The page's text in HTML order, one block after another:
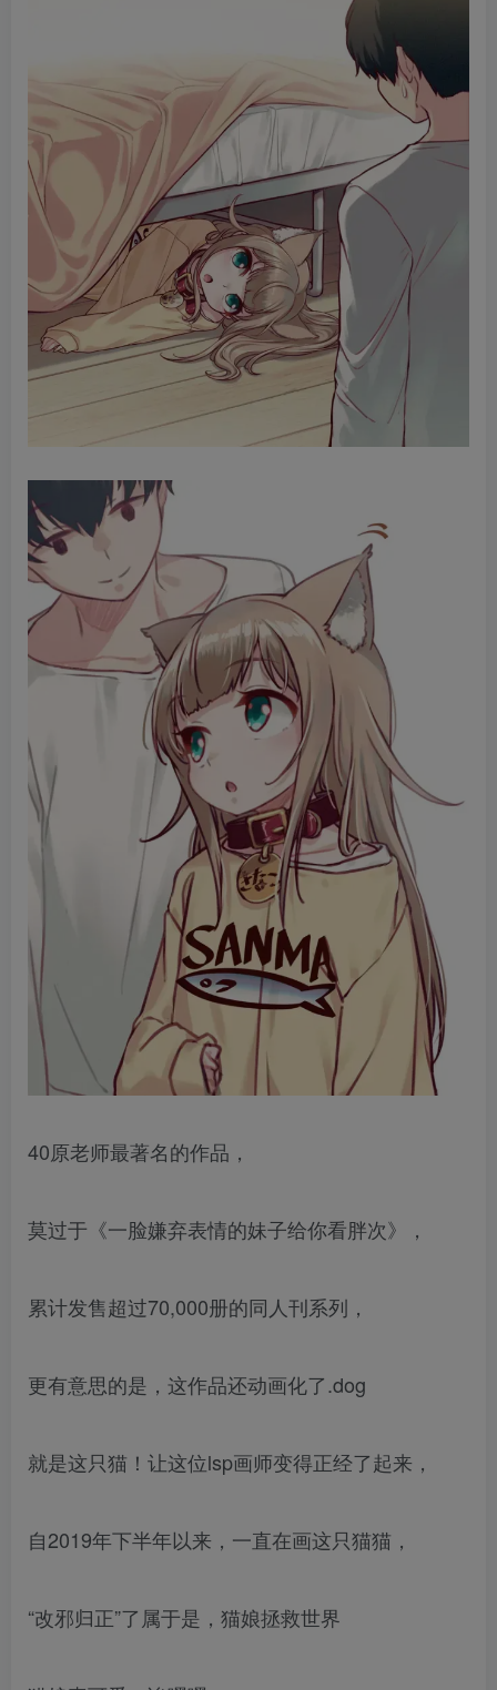
40原老师最著名的作品，
莫过于《一脸嫌弃表情的妹子给你看胖次》，
累计发售超过70,000册的同人刊系列，
更有意思的是，这作品还动画化了.dog
就是这只猫！让这位lsp画师变得正经了起来，
自2019年下半年以来，一直在画这只猫猫，
“改邪归正”了属于是，猫娘拯救世界